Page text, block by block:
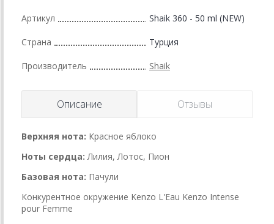
Артикул Shaik 360 - 50 ml (NEW)
Страна Турция
Производитель Shaik
Описание Отзывы
Верхняя нота: Красное яблоко
Ноты сердца: Лилия, Лотос, Пион
Базовая нота: Пачули
Конкурентное окружение Kenzo L'Eau Kenzo Intense
pour Femme